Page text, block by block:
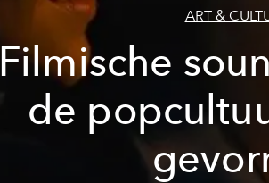
ART &
Filmische
de